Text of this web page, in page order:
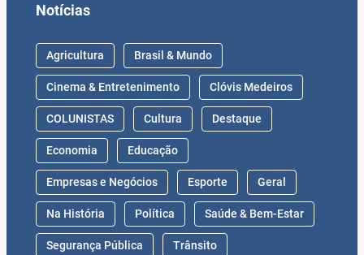
Notícias
Agricultura Brasil & Mundo
Cinema & Entretenimento Clóvis Medeiros
COLUNISTAS Cultura Destaque
Economia Educação
Empresas e Negócios Esporte Geral
Na História Política Saúde & Bem-Estar
Segurança Pública Trânsito